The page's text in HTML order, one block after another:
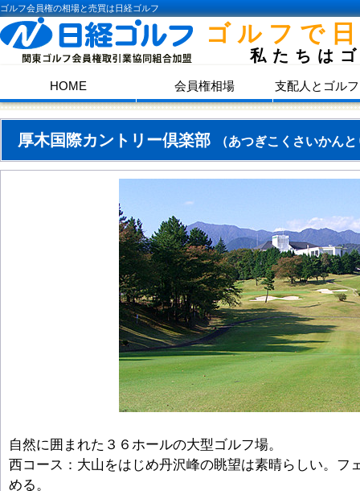
ゴルフ会員権の相場と売買は日経ゴルフ
ゴルフで
私たちは
HOME 会員権相場 支配人とゴル
厚木国際カントリー倶楽部 （あつぎこくさいかん
自然に囲まれた３６ホールの大型ゴルフ場。
西コース：大山をはじめ丹沢峰の眺望は素晴らしい。フ
める。